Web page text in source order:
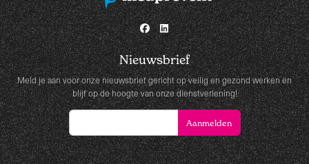
Nieuwsbrief
Meld je aan voor onze nieuwsbrief gericht op veilig en gezond werken en
blijf op de hoogte van onze dienstverlening!